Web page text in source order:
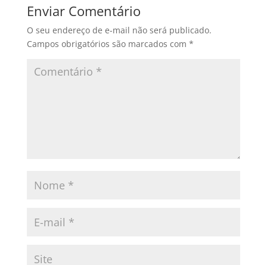
Enviar Comentário
O seu endereço de e-mail não será publicado.
Campos obrigatórios são marcados com *